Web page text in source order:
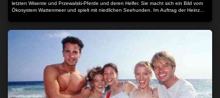
letzten Wisente und Przewalski-Pferde und deren Helfer. Sie macht sich ein Bild vom
Ökosystem Wattenmeer und spielt mit niedlichen Seehunden. Im Auftrag der Heinz
Heimat - und derer, die sie schützen.